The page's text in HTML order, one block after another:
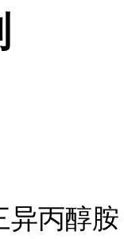
异丙醇胺